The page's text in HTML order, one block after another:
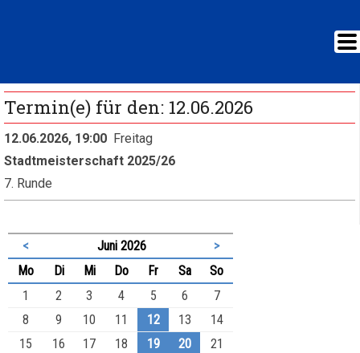
Termin(e) für den: 12.06.2026
12.06.2026, 19:00 Freitag
Stadtmeisterschaft 2025/26
7. Runde
< Juni 2026
>
Montag Dienstag
Mittwoch
Donnerstag
FreitagSamstag
Sonntag
1
2 3 4 5 6
7
8
9 10 11 12 13
14
15
16 17 18 19 20
21